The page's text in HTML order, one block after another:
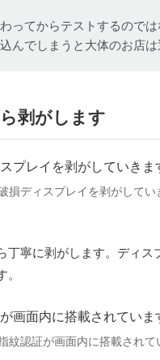
ってからテストするので
んでしまうと大体のお店は
剥がします
損ディスプレイを剥がしてい
寧に剥がします。ディ
紋認証が画面内に搭載されて